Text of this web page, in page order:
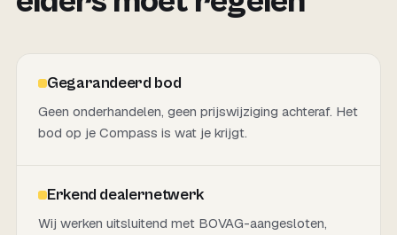
Gegarandeerd bod
Geen onderhandelen, geen prijswijziging achteraf. Het
bod op je Compass is wat je krijgt.
Erkend dealernetwerk
Wij werken uitsluitend met BOVAG-aangesloten,